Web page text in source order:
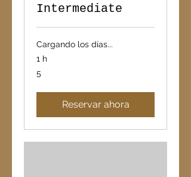
Intermediate
Cargando los días...
1 h
5
Reservar ahora